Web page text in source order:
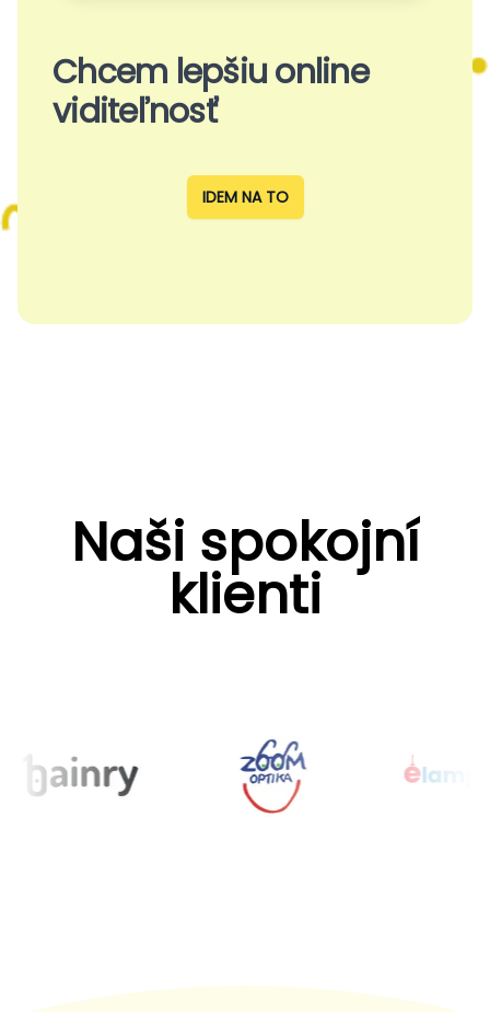
Chcem lepšiu online
viditeľnosť
IDEM NA TO
Naši spokojní
klienti